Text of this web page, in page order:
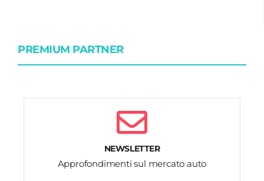
PREMIUM PARTNER
NEWSLETTER
Approfondimenti sul mercato auto